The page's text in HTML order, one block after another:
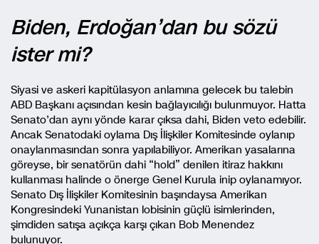
Biden, Erdoğan’dan bu sözü
ister mi?
Siyasi ve askeri kapitülasyon anlamına gelecek bu talebin
ABD Başkanı açısından kesin bağlayıcılığı bulunmuyor. Hatta
Senato’dan aynı yönde karar çıksa dahi, Biden veto edebilir.
Ancak Senatodaki oylama Dış İlişkiler Komitesinde oylanıp
onaylanmasından sonra yapılabiliyor. Amerikan yasalarına
göreyse, bir senatörün dahi “hold” denilen itiraz hakkını
kullanması halinde o önerge Genel Kurula inip oylanamıyor.
Senato Dış İlişkiler Komitesinin başındaysa Amerikan
Kongresindeki Yunanistan lobisinin güçlü isimlerinden,
şimdiden satışa açıkça karşı çıkan Bob Menendez
bulunuyor.